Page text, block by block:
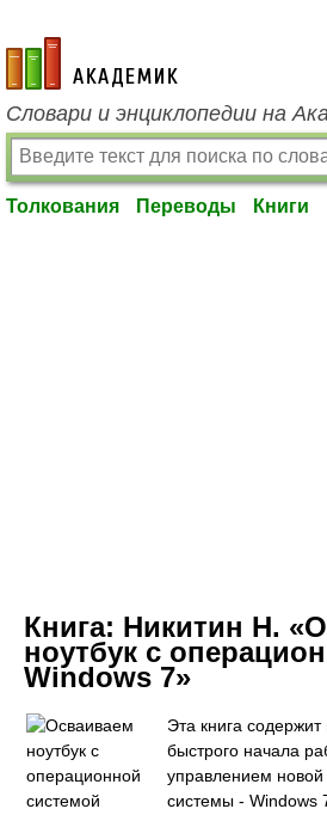
academic.ru
Словари и энциклопедии на
Толкования Переводы Книги
Книга: Никитин Н.
ноутбук с
Windows 7»
Эта книга
быстрого начала
управлением
системы - Windows